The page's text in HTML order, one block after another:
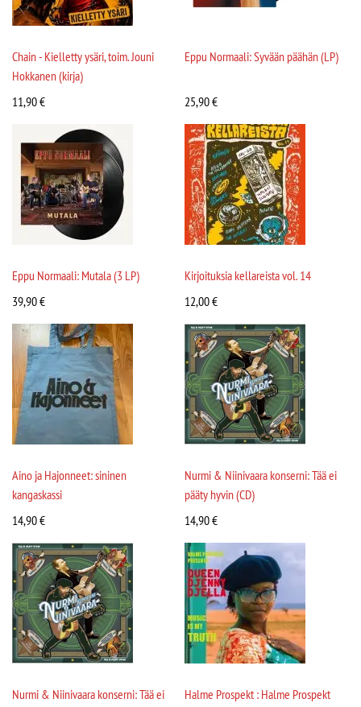
Chain - Kielletty ysäri, toim. Jouni
Hokkanen (kirja)
11,90€
Eppu Normaali: Syvään päähän (LP)
25,90€
Eppu Normaali: Mutala (3 LP)
39,90€
Kirjoituksia kellareista vol. 14
12,00€
Aino ja Hajonneet: sininen
kangaskassi
14,90€
Nurmi & Niinivaara konserni: Tää ei
pääty hyvin (CD)
14,90€
Nurmi & Niinivaara konserni: Tää ei
Halme Prospekt : Halme Prospekt